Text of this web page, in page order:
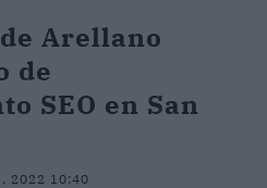
Arellano
de
SEO en San
2022 10:40